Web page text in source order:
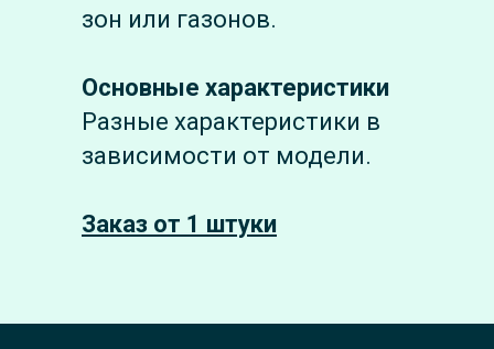
зон или газонов.
Основные характеристики
Разные характеристики в
зависимости от модели.
Заказ от 1 штуки